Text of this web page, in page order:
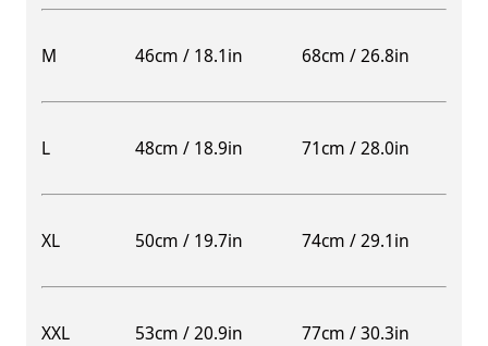
M 46cm / 18.1in 68cm / 26.8in
L 48cm / 18.9in 71cm / 28.0in
XL 50cm / 19.7in 74cm / 29.1in
XXL 53cm / 20.9in 77cm / 30.3in